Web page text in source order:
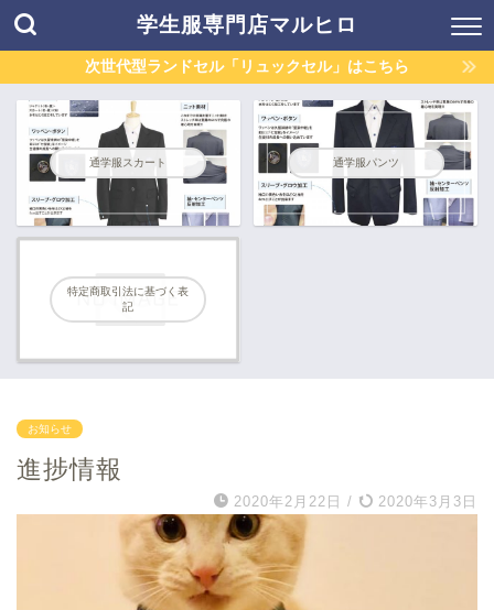
学生服専門店マルヒロ
次世代型ランドセル「リュックセル」はこちら
通学服スカート 通学服パンツ
特定商取引法に基づく表
記
お知らせ
進捗情報
2020年2月22日 / 2020年3月3日